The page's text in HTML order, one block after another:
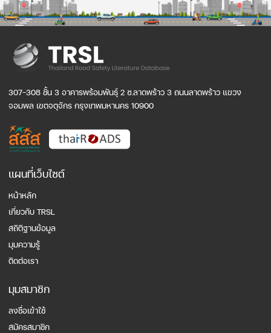
307-308 ชั้น 3 อาคารพร้อมพันธุ์ 2 ซ.ลาดพร้าว 3 ถนนลาดพร้าว แขวง
จอมพล เขตจตุจักร กรุงเทพมหานคร 10900
แผนที่เว็บไซต์
หน้าหลัก
เกี่ยวกับ TRSL
สถิติฐานข้อมูล
มุมความรู้
ติดต่อเรา
มุมสมาชิก
ลงชื่อเข้าใช้
สมัครสมาชิก